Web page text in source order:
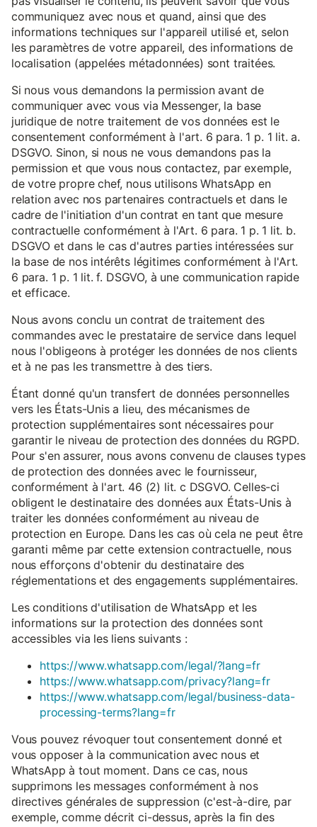
communiquez avec nous et quand, ainsi que des
informations techniques sur l'appareil utilisé et, selon
les paramètres de votre appareil, des informations de
localisation (appelées métadonnées) sont traitées.
Si nous vous demandons la permission avant de
communiquer avec vous via Messenger, la base
juridique de notre traitement de vos données est le
consentement conformément à l'art. 6 para. 1 p. 1 lit. a.
DSGVO. Sinon, si nous ne vous demandons pas la
permission et que vous nous contactez, par exemple,
de votre propre chef, nous utilisons WhatsApp en
relation avec nos partenaires contractuels et dans le
cadre de l'initiation d'un contrat en tant que mesure
contractuelle conformément à l'Art. 6 para. 1 p. 1 lit. b.
DSGVO et dans le cas d'autres parties intéressées sur
la base de nos intérêts légitimes conformément à l'Art.
6 para. 1 p. 1 lit. f. DSGVO, à une communication rapide
et efficace.
Nous avons conclu un contrat de traitement des
commandes avec le prestataire de service dans lequel
nous l'obligeons à protéger les données de nos clients
et à ne pas les transmettre à des tiers.
Étant donné qu'un transfert de données personnelles
vers les États-Unis a lieu, des mécanismes de
protection supplémentaires sont nécessaires pour
garantir le niveau de protection des données du RGPD.
Pour s'en assurer, nous avons convenu de clauses types
de protection des données avec le fournisseur,
conformément à l'art. 46 (2) lit. c DSGVO. Celles-ci
obligent le destinataire des données aux États-Unis à
traiter les données conformément au niveau de
protection en Europe. Dans les cas où cela ne peut être
garanti même par cette extension contractuelle, nous
nous efforçons d'obtenir du destinataire des
réglementations et des engagements supplémentaires.
Les conditions d'utilisation de WhatsApp et les
informations sur la protection des données sont
accessibles via les liens suivants :
https://www.whatsapp.com/legal/?lang=fr
https://www.whatsapp.com/privacy?lang=fr
https://www.whatsapp.com/legal/business-data-
processing-terms?lang=fr
Vous pouvez révoquer tout consentement donné et
vous opposer à la communication avec nous et
WhatsApp à tout moment. Dans ce cas, nous
supprimons les messages conformément à nos
directives générales de suppression (c'est-à-dire, par
exemple, comme décrit ci-dessus, après la fin des